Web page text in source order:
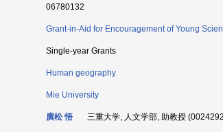
06780132
Grant-in-Aid for Encouragement of Young
Single-year Grants
Human geography
Mie University
廣松 悟 三重大学, 人文学部, 助教授